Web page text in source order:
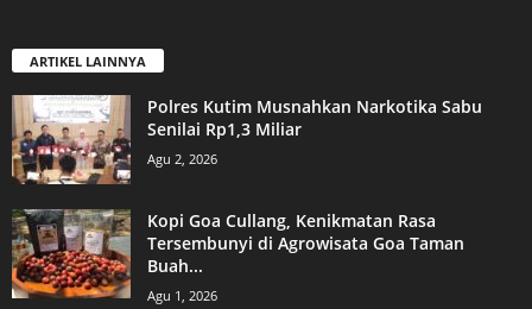
ARTIKEL LAINNYA
Polres Kutim Musnahkan Narkotika Sabu
Senilai Rp1,3 Miliar
Agu 2, 2026
Kopi Goa Cullang, Kenikmatan Rasa
Tersembunyi di Agrowisata Goa Taman
Buah...
Agu 1, 2026